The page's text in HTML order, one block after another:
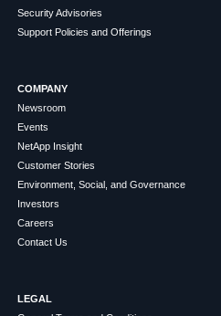
Security Advisories
Support Policies and Offerings
COMPANY
Newsroom
Events
NetApp Insight
Customer Stories
Environment, Social, and Governance
Investors
Careers
Contact Us
LEGAL